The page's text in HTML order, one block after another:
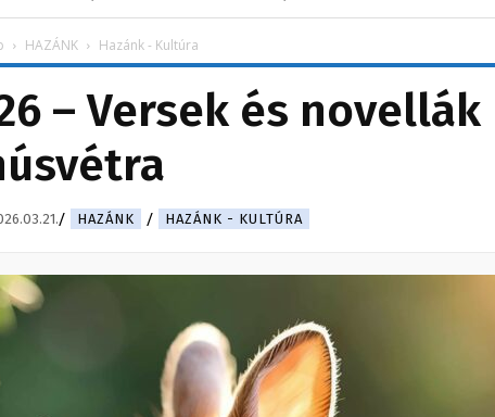
HAZÁNK Hazánk - Kultúra
– Versek és novellák
HAZÁNK HAZÁNK - KULTÚRA